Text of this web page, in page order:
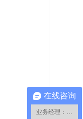
在线咨询
业务经理：小蔡